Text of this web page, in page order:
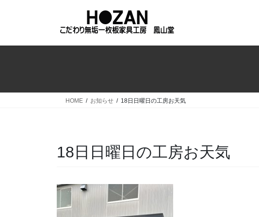
HOME お知らせ 18日日曜日の工房お天気
18日日曜日の工房お天気